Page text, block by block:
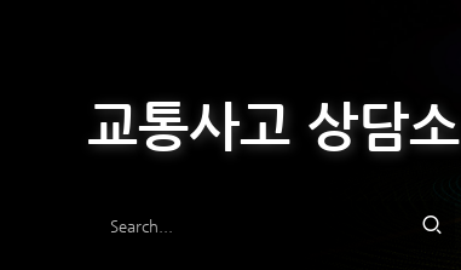
교통사고 상담소